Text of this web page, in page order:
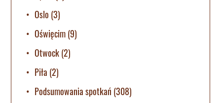
Oslo (3)
Oświęcim(9)
Otwock(2)
Piła (2)
Podsumowania spotkań (308)